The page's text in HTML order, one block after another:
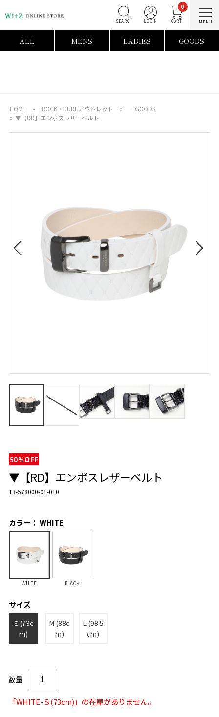
0
ALL MENS LADIES GOODS
HOME » ROCK・DUDEアウトレット »
―GOODS
» ▼【RD】エンボスレザーベルト
▼【RD】エンボスレザーベルト
13-578000-01-010
カラー： WHITE
WHITE BLACK
サイズ
Ｓ(73c
m)
M (88c
m)
L (98.5
cm)
数量
「WHITE-Ｓ(73cm)」の在庫がありません。